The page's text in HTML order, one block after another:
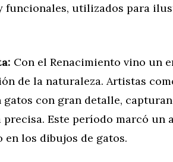
funcionales, utilizados para
Con el Renacimiento vino un
de la naturaleza. Artistas
con gran detalle,
Este período marcó un
los dibujos de gatos.